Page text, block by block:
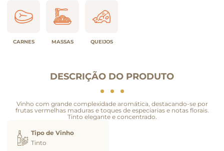
CARNES MASSAS QUEIJOS
DESCRIÇÃO DO PRODUTO
Vinho com grande complexidade aromática, destacando-se por
frutas vermelhas maduras e toques de especiarias e notas florais.
Tinto elegante e concentrado.
Tipo de Vinho
Tinto